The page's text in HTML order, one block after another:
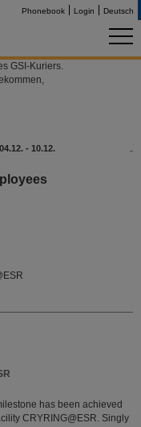
Phonebook Login Deutsch
GSI-Kuriers.
- 10.12.
has been achieved
CRYRING@ESR. Singly